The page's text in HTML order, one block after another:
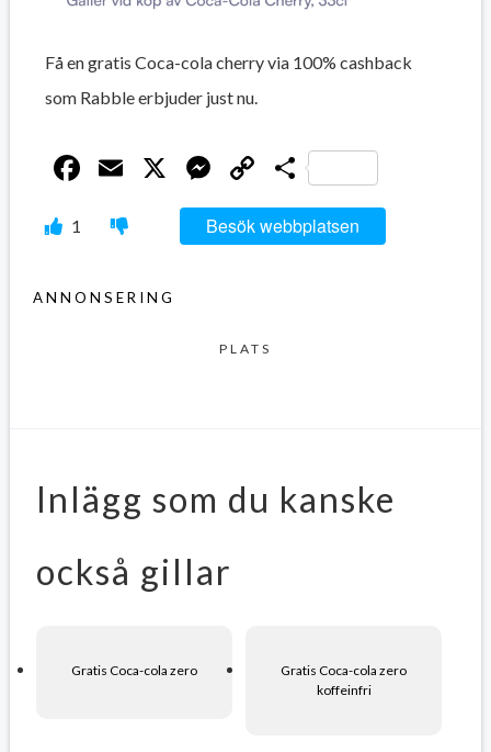
Få en gratis Coca-cola cherry via 100% cashback
som Rabble erbjuder just nu.
Facebook
Email
X Messenger
Copy
Link
Dela
1 Besök webbplatsen
ANNONSERING
PLATS
Inlägg som du kanske
också gillar
Gratis Coca-cola zero
Gratis Coca-cola zero
koffeinfri